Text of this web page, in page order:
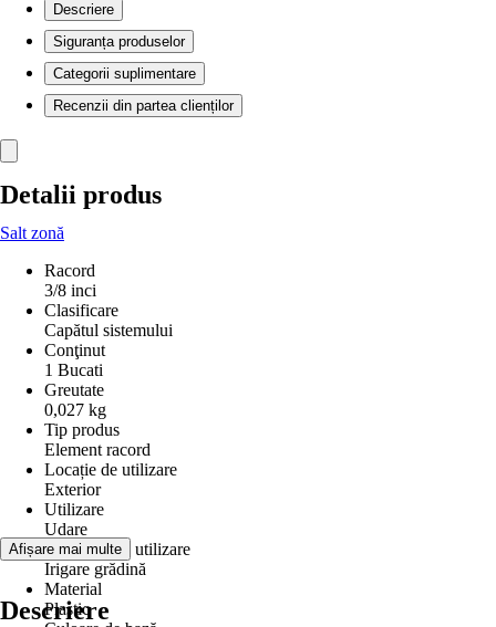
Descriere
Siguranța produselor
Categorii suplimentare
Recenzii din partea clienților
Detalii produs
Salt zonă
Racord
3/8 inci
Clasificare
Capătul sistemului
Conţinut
1 Bucati
Greutate
0,027 kg
Tip produs
Element racord
Locație de utilizare
Exterior
Utilizare
Udare
Domeniu de utilizare
Irigare grădină
Material
Plastic
Afișare mai multe
Descriere